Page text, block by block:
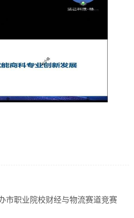
市职业院校财经与物流赛道竞赛